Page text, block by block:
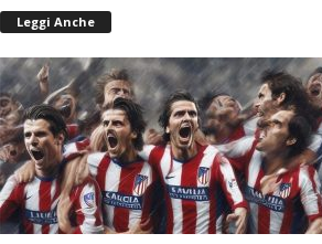
Leggi Anche